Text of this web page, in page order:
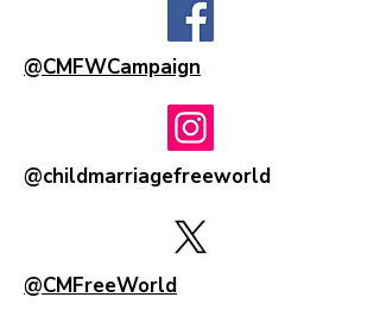
@CMFWCampaign
@childmarriagefreeworld
@CMFreeWorld